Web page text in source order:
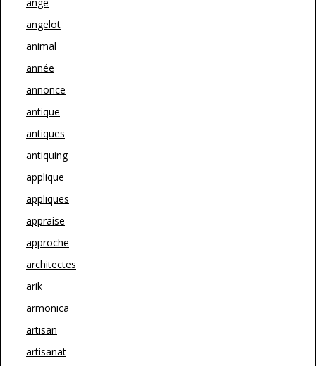
angelot
animal
année
annonce
antique
antiques
antiquing
applique
appliques
appraise
approche
architectes
arik
armonica
artisan
artisanat